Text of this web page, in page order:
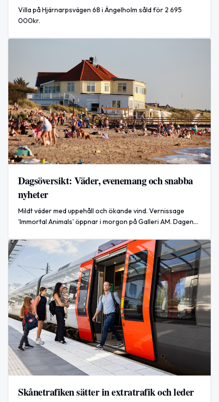
Villa på Hjärnarpsvägen 68 i Ängelholm såld för 2 695
000kr.
Dagsöversikt: Väder, evenemang och snabba
nyheter
Mildt väder med uppehåll och ökande vind. Vernissage
'Immortal Animals' öppnar i morgon på Galleri AM. Dagens
Skånetrafiken sätter in extratrafik och leder